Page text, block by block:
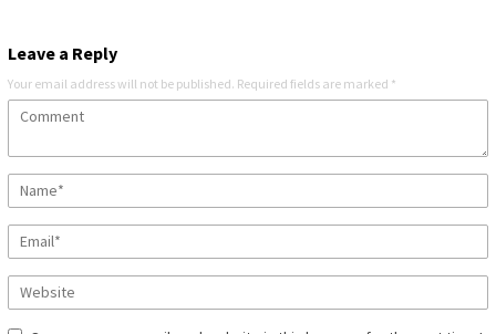
Leave a Reply
Your email address will not be published. Required fields are marked *